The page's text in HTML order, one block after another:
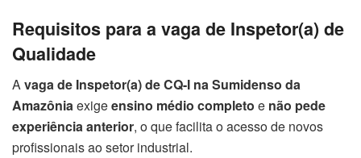
Requisitos para a vaga de Inspetor(a) de
Qualidade
Avaga de Inspetor(a) de CQ-I na Sumidenso da
Amazôniaexigeensino médio completo e não pede
experiência anterior, o que facilita o acesso de novos
profissionais ao setor industrial.